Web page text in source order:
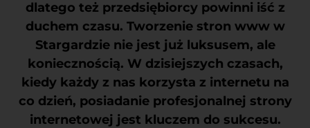
dlatego też przedsiębiorcy powinni iść z
duchem czasu. Tworzenie stron www w
Stargardzienie jest już luksusem, ale
koniecznością. W dzisiejszych czasach,
kiedy każdy z nas korzysta z internetu na
co dzień, posiadanie profesjonalnej strony
internetowej jest kluczem do sukcesu.